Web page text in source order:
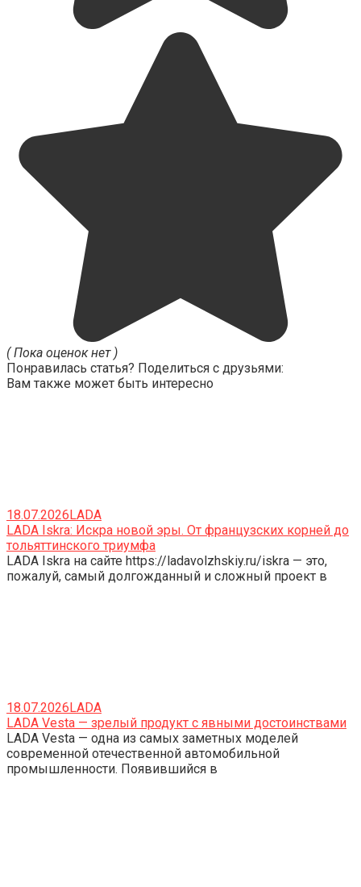
( Пока оценок нет )
Понравилась статья? Поделиться с друзьями:
Вам также может быть интересно
18.07.2026 LADA
LADA Iskra: Искра новой эры. От французских корней до
тольяттинского триумфа
LADA Iskra на сайте https://ladavolzhskiy.ru/iskra — это,
пожалуй, самый долгожданный и сложный проект в
18.07.2026 LADA
LADA Vesta — зрелый продукт с явными достоинствами
LADA Vesta — одна из самых заметных моделей
современной отечественной автомобильной
промышленности. Появившийся в